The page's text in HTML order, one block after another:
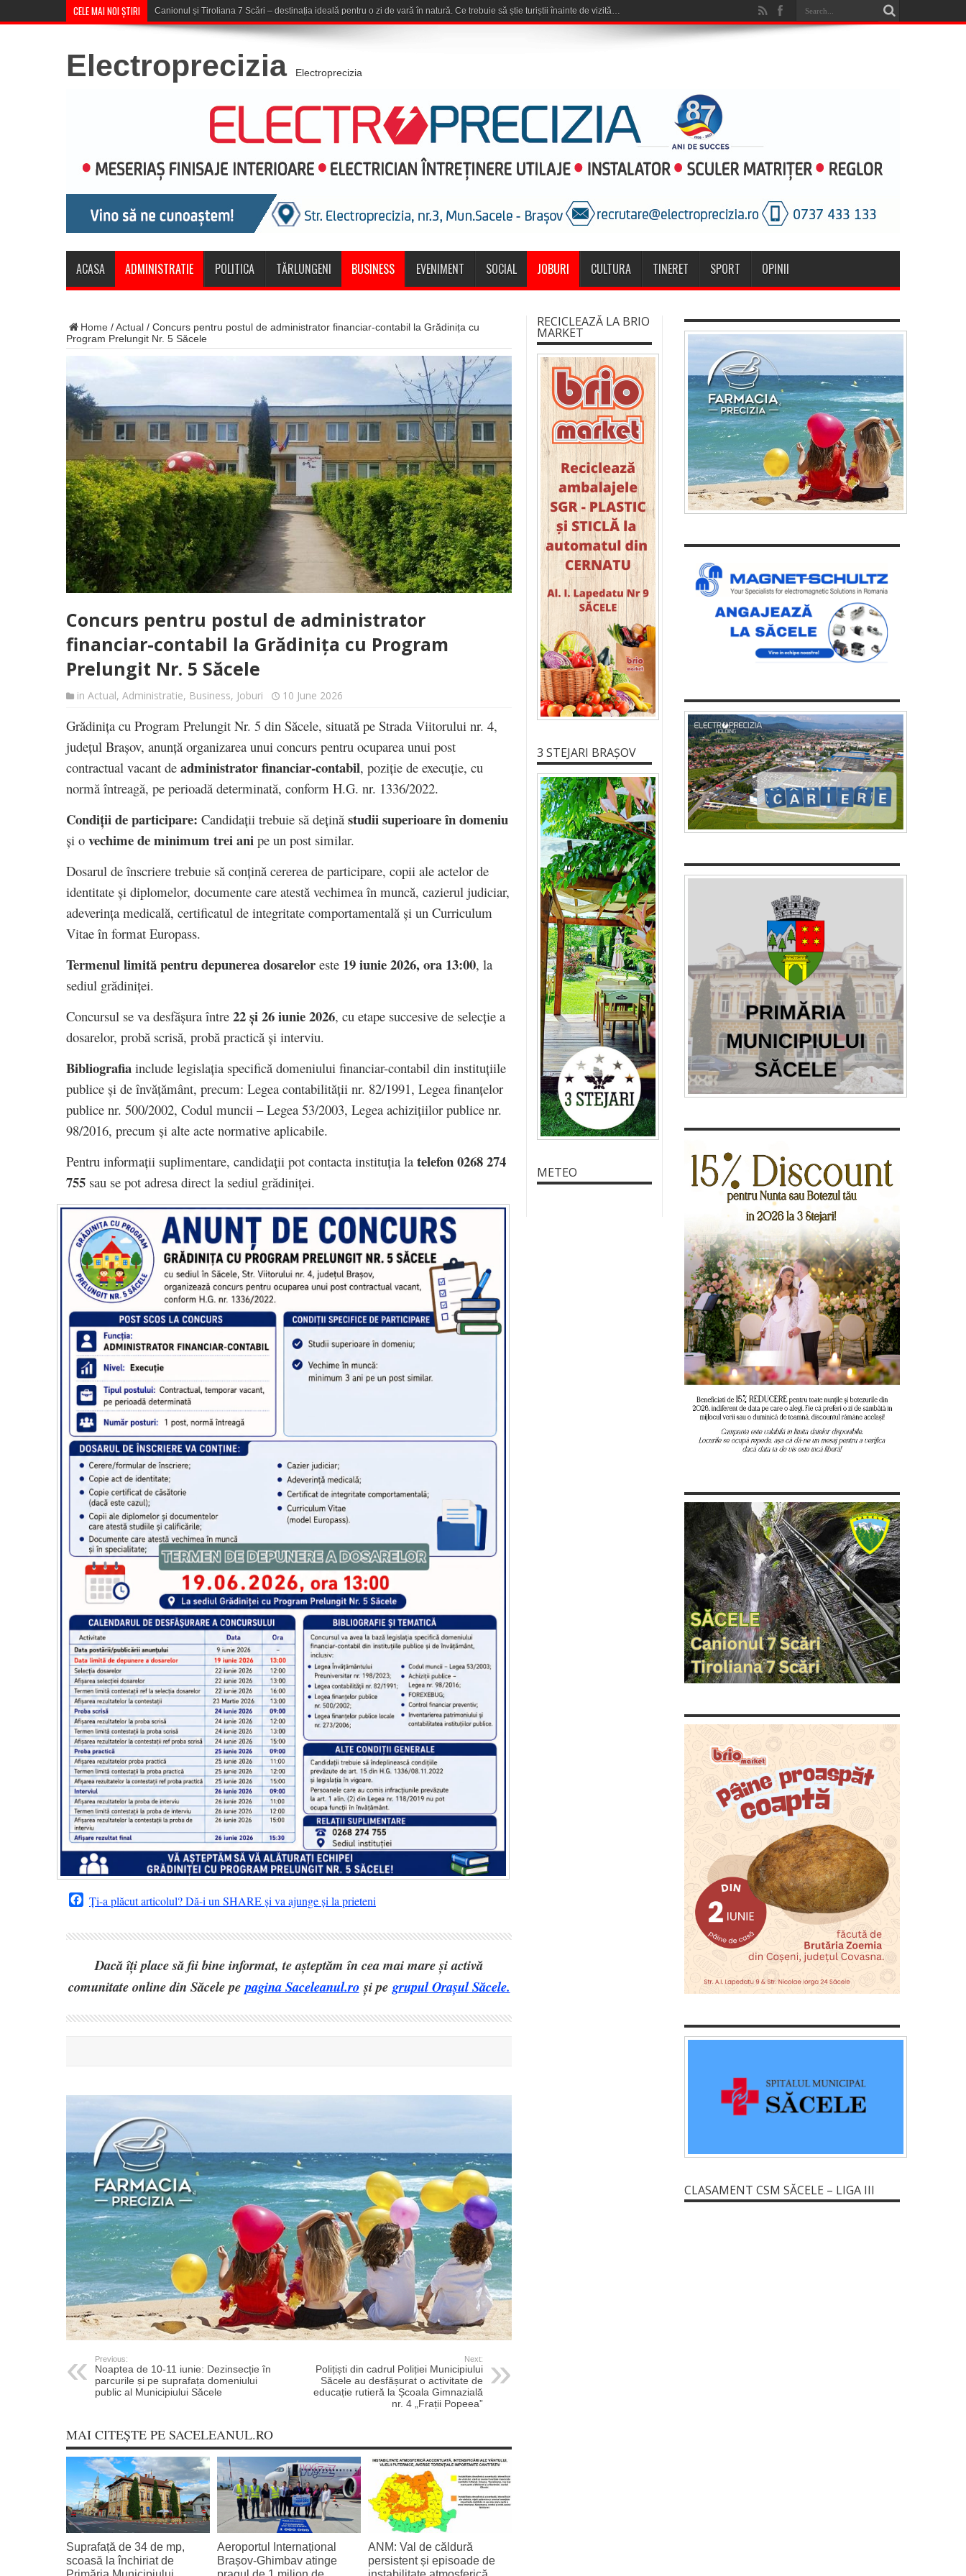
CELE MAI NOI ȘTIRI Concert în aer liber la Komeea Café &a
Electroprecizia Electroprecizia
ACASA ADMINISTRATIE POLITICA TĂRLUNGENI BUSINESS EVENIMENT SOCIAL JOBURI CULTURA TINERET SPORT OPINII
Home /Actual / Concurs pentru postul de administrator financiar-contabil la Grădinița cu
Program Prelungit Nr. 5 Săcele
Concurs pentru postul de administrator
financiar-contabil la Grădinița cu Program
Prelungit Nr. 5 Săcele
in Actual, Administratie, Business, Joburi 10 June 2026
Grădinița cu Program Prelungit Nr. 5 din Săcele, situată pe Strada Viitorului nr. 4,
județul Brașov, anunță organizarea unui concurs pentru ocuparea unui post
contractual vacant de administrator financiar-contabil, poziție de execuție, cu
normă întreagă, pe perioadă determinată, conform H.G. nr. 1336/2022.
Condiții de participare: Candidații trebuie să dețină studii superioare în domeniu
și o vechime de minimum trei ani pe un post similar.
Dosarul de înscriere trebuie să conțină cererea de participare, copii ale actelor de
identitate și diplomelor, documente care atestă vechimea în muncă, cazierul judiciar,
adeverința medicală, certificatul de integritate comportamentală și un Curriculum
Vitae în format Europass.
Termenul limită pentru depunerea dosarelor este 19 iunie 2026, ora 13:00, la
sediul grădiniței.
Concursul se va desfășura între 22 și 26 iunie 2026, cu etape succesive de selecție a
dosarelor, probă scrisă, probă practică și interviu.
Bibliografia include legislația specifică domeniului financiar-contabil din instituțiile
publice și de învățământ, precum: Legea contabilității nr. 82/1991, Legea finanțelor
publice nr. 500/2002, Codul muncii – Legea 53/2003, Legea achizițiilor publice nr.
98/2016, precum și alte acte normative aplicabile.
Pentru informații suplimentare, candidații pot contacta instituția la telefon 0268 274
755 sau se pot adresa direct la sediul grădiniței.
Facebook
Ți-a plăcut articolul? Dă-i un SHARE și va ajunge și la prieteni
Dacă îți place să fii bine informat, te așteptăm în cea mai mare și activă
comunitate online din Săcele pepagina Saceleanul.roși pegrupul Orașul Săcele.
Previous:
Noaptea de 10-11 iunie: Dezinsecție în
parcurile și pe suprafața domeniului
public al Municipiului Săcele
Next:
Polițiști din cadrul Poliției Municipiului
Săcele au desfășurat o activitate de
educație rutieră la Școala Gimnazială
nr. 4 „Frații Popeea”
MAI CITEȘTE PE SACELEANUL.RO
Suprafață de 34 de mp,
scoasă la închiriat de
Aeroportul Internațional
Brașov‑Ghimbav atinge
ANM: Val de căldură
persistent și episoade de
RECICLEAZĂ LA BRIO
MARKET
3 STEJARI BRAȘOV
METEO
CLASAMENT CSM SĂCELE – LIGA III